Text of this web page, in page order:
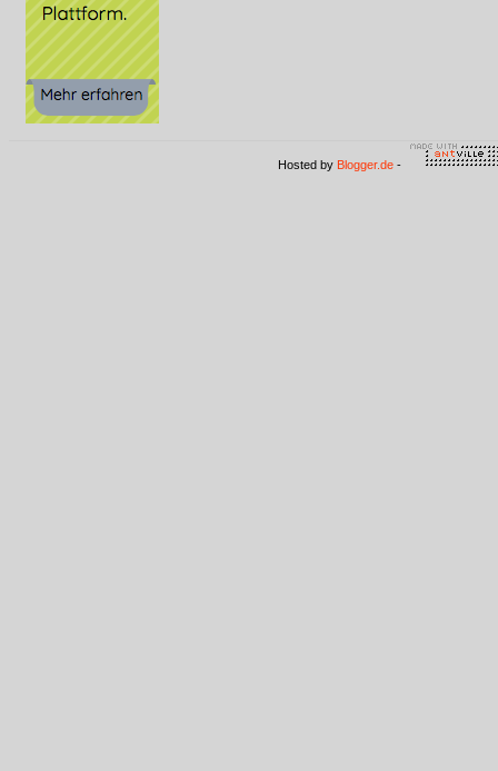
Hosted by Blogger.de -